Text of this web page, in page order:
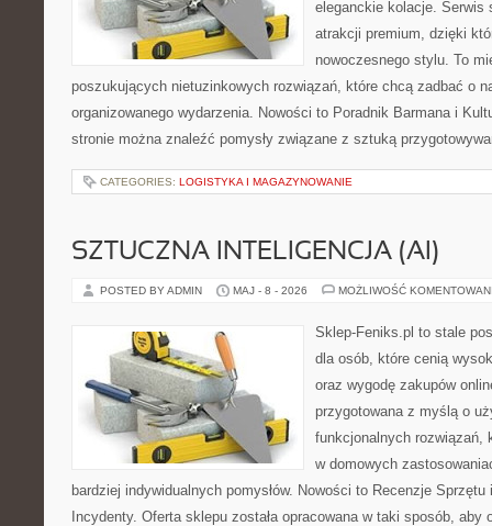
eleganckie kolacje. Serwis
atrakcji premium, dzięki
nowoczesnego stylu. To
poszukujących nietuzinkowych rozwiązań, które chcą zadbać o
organizowanego wydarzenia. Nowości to Poradnik Barmana i
stronie można znaleźć pomysły związane z sztuką
CATEGORIES: LOGISTYKA I MAGAZYNOWANIE
SZTUCZNA INTELIGENCJA (AI)
POSTED BY ADMIN MAJ - 8 - 2026 MOŻLIWOŚĆ
Sklep-Feniks.pl to stale
dla osób, które cenią
oraz wygodę zakupów
przygotowana z myślą o
funkcjonalnych rozwiązań,
w domowych
bardziej indywidualnych pomysłów. Nowości to Recenzje
Incydenty. Oferta sklepu została opracowana w taki sposób, aby